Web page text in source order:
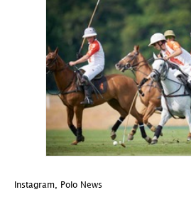
Instagram, Polo News